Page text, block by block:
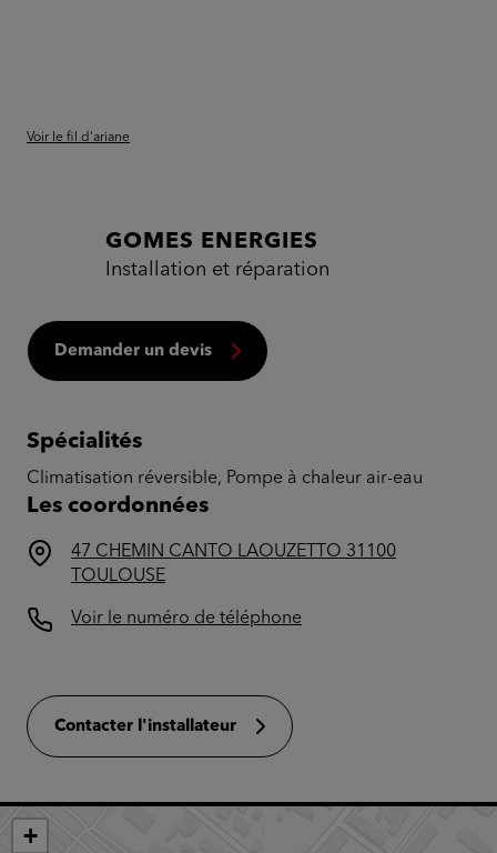
Voir le fil d'ariane
GOMES ENERGIES
Installation et réparation
Demander un devis
Spécialités
Climatisation réversible, Pompe à chaleur air-eau
Les coordonnées
47 CHEMIN CANTO LAOUZETTO 31100
TOULOUSE
Voir le numéro de téléphone
Contacter l'installateur
+